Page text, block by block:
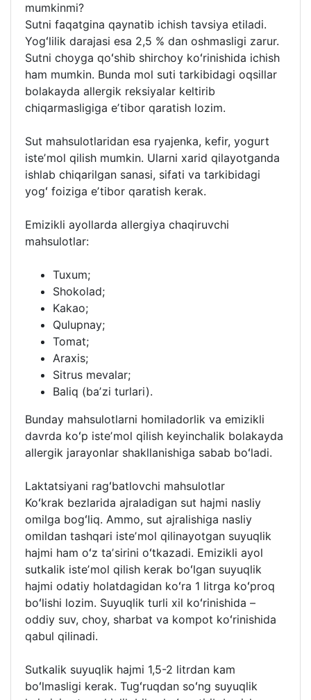
mumkinmi?
Sutni faqatgina qaynatib ichish tavsiya etiladi.
Yogʻlilik darajasi esa 2,5 % dan oshmasligi zarur.
Sutni choyga qoʻshib shirchoy koʻrinishida ichish
ham mumkin. Bunda mol suti tarkibidagi oqsillar
bolakayda allergik reksiyalar keltirib
chiqarmasligiga eʼtibor qaratish lozim.
Sut mahsulotlaridan esa ryajenka, kefir, yogurt
isteʼmol qilish mumkin. Ularni xarid qilayotganda
ishlab chiqarilgan sanasi, sifati va tarkibidagi
yogʻ foiziga eʼtibor qaratish kerak.
Emizikli ayollarda allergiya chaqiruvchi
mahsulotlar:
Tuxum;
Shokolad;
Kakao;
Qulupnay;
Tomat;
Araxis;
Sitrus mevalar;
Baliq (baʼzi turlari).
Bunday mahsulotlarni homiladorlik va emizikli
davrda koʻp isteʼmol qilish keyinchalik bolakayda
allergik jarayonlar shakllanishiga sabab boʻladi.
Laktatsiyani ragʻbatlovchi mahsulotlar
Koʻkrak bezlarida ajraladigan sut hajmi nasliy
omilga bogʻliq. Ammo, sut ajralishiga nasliy
omildan tashqari isteʼmol qilinayotgan suyuqlik
hajmi ham oʻz taʼsirini oʻtkazadi. Emizikli ayol
sutkalik isteʼmol qilish kerak boʻlgan suyuqlik
hajmi odatiy holatdagidan koʻra 1 litrga koʻproq
boʻlishi lozim. Suyuqlik turli xil koʻrinishida –
oddiy suv, choy, sharbat va kompot koʻrinishida
qabul qilinadi.
Sutkalik suyuqlik hajmi 1,5-2 litrdan kam
boʻlmasligi kerak. Tugʻruqdan soʻng suyuqlik